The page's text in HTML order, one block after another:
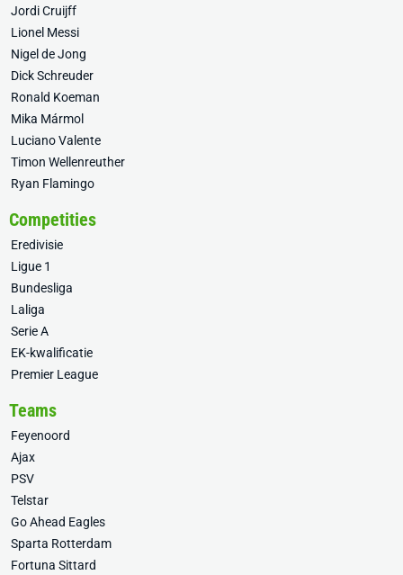
Jordi Cruijff
Lionel Messi
Nigel de Jong
Dick Schreuder
Ronald Koeman
Mika Mármol
Luciano Valente
Timon Wellenreuther
Ryan Flamingo
Competities
Eredivisie
Ligue 1
Bundesliga
Laliga
Serie A
EK-kwalificatie
Premier League
Teams
Feyenoord
Ajax
PSV
Telstar
Go Ahead Eagles
Sparta Rotterdam
Fortuna Sittard